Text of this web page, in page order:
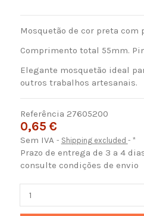
Mosquetão de cor preta com
Comprimento total 55mm.
Elegante mosquetão ideal
outros trabalhos artesanais.
Referência 27605200
0,65 €
Sem IVA Shipping excluded *
Prazo de entrega de 3 a 4
consulte condições de envio